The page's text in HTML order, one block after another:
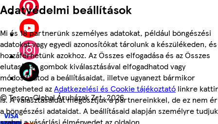
Adatvédelmi beállítások
Mi és 18 partnerünk személyes adatokat, például böngészési
adatokat vagy egyedi azonosítókat tárolunk a készülékeden, és
hozzáférhetünk azokhoz. Az Összes elfogadása és az Összes
elutasítása gombok kiválasztásával elfogadhatod vagy
módosíthatod a beállításaidat, illetve ugyanezt bármikor
megteheted azAdatkezelési és Cookie tájékoztató linkre
is. A választásaidat megosztjuk a partnereinkkel, de ez nem
a böngészési adataidat. A beállításaid alapján személyre tudjuk
szabni a vásárlási élményedet az oldalon.
©Tesco-Global Áruházak Zrt. 2026